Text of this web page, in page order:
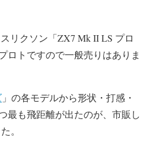
リクソン「ZX7 Mk II LS プロ
ロトですので一般売りはありま
」の各モデルから形状・打感・
最も飛距離が出たのが、市販し
。